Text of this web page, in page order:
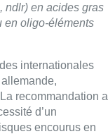
ndlr) en acides gras
en oligo-éléments
internationales
recommandation a
d’un
encourus en